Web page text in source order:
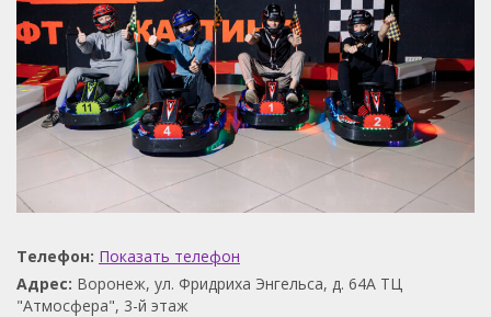
Телефон: Показать телефон
Адрес: Воронеж, ул. Фридриха Энгельса, д. 64А ТЦ
"Атмосфера", 3-й этаж